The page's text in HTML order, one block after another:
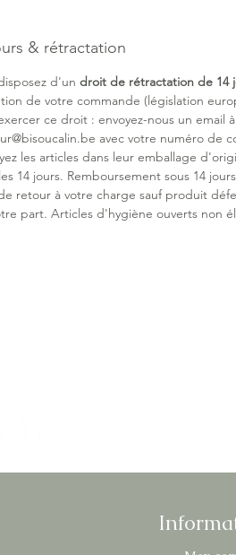
& rétractation
d'un droit de rétractation de 14
de votre commande (législation
ce droit : envoyez-nous un email à
avec votre numéro de
les articles dans leur emballage
14 jours. Remboursement sous 14
retour à votre charge sauf produit
part. Articles d'hygiène ouverts non